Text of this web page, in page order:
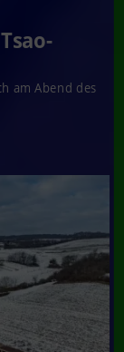
am Abend des